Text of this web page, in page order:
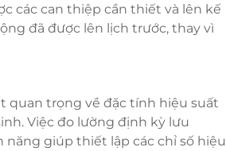
các can thiệp cần thiết và lên kế
đã được lên lịch trước, thay vì
quan trọng về đặc tính hiệu suất
Việc đo lường định kỳ lưu
giúp thiết lập các chỉ số hiệu